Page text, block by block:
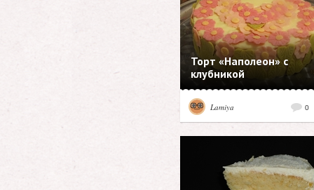
Торт «Наполеон» с
клубникой
0
Lamiya